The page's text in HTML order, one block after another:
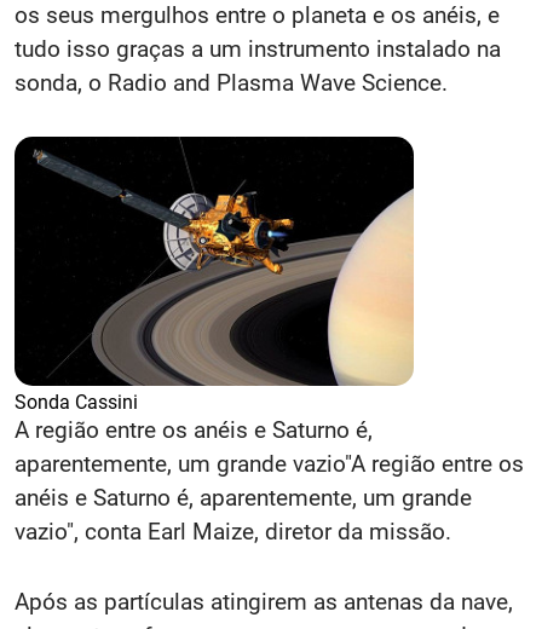
os seus mergulhos entre o planeta e os anéis, e
tudo isso graças a um instrumento instalado na
sonda, o Radio and Plasma Wave Science.
Sonda Cassini
A região entre os anéis e Saturno é,
aparentemente, um grande vazio"A região entre os
anéis e Saturno é, aparentemente, um grande
vazio", conta Earl Maize, diretor da missão.
Após as partículas atingirem as antenas da nave,